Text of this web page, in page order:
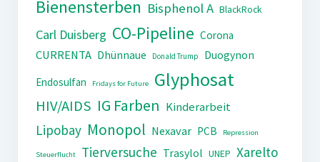
Bienensterben Bisphenol A BlackRock
Carl Duisberg CO-Pipeline Corona
CURRENTA Dhünnaue Donald Trump
Duogynon
Endosulfan
Fridays for Future Glyphosat
HIV/AIDS IG Farben Kinderarbeit
Lipobay Monopol Nexavar PCB Repression
Steuerflucht Tierversuche Trasylol UNEP Xarelto